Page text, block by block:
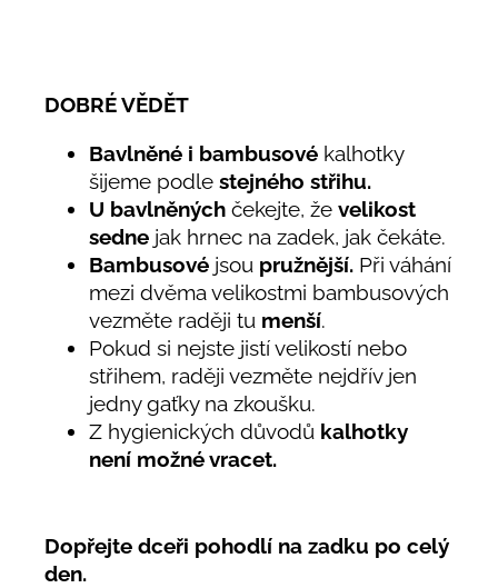
DOBRÉ VĚDĚT
Bavlněné i bambusové kalhotky
šijeme podle stejného střihu.
U bavlněných čekejte, že velikost
sedne jak hrnec na zadek, jak čekáte.
Bambusové jsou pružnější. Při váhání
mezi dvěma velikostmi bambusových
vezměte raději tu menší.
Pokud si nejste jistí velikostí nebo
střihem, raději vezměte nejdřív jen
jedny gaťky na zkoušku.
Z hygienických důvodů kalhotky
není možné vracet.
Dopřejte dceři pohodlí na zadku po celý
den.